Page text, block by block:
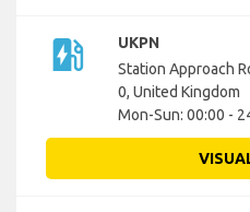
ev_station
UKPN
Station Approach
0, United Kingdom
Mon-Sun: 00:00 -